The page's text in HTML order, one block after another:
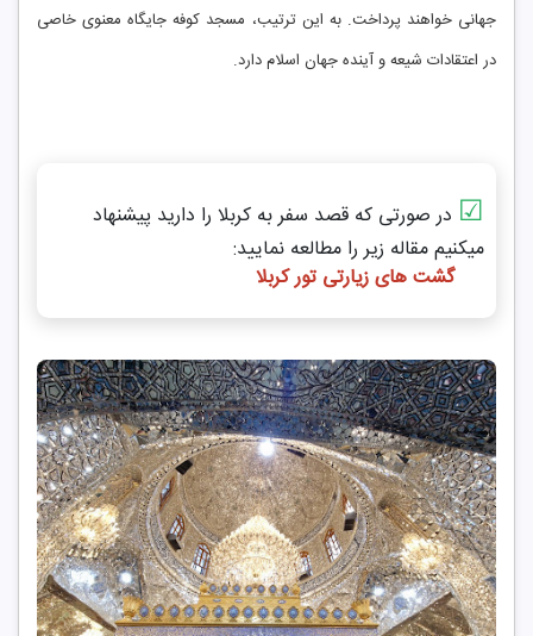
جهانی خواهند پرداخت. به این ترتیب، مسجد کوفه جایگاه معنوی خاصی
در اعتقادات شیعه و آینده جهان اسلام دارد.
☑ در صورتی که قصد سفر به کربلا را دارید پیشنهاد
میکنیم مقاله زیر را مطالعه نمایید:
گشت های زیارتی تور کربلا